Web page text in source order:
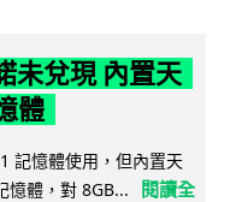
未兌現 內置天
體
記憶體使用，但內置天
憶體，對 8GB...
閱讀全